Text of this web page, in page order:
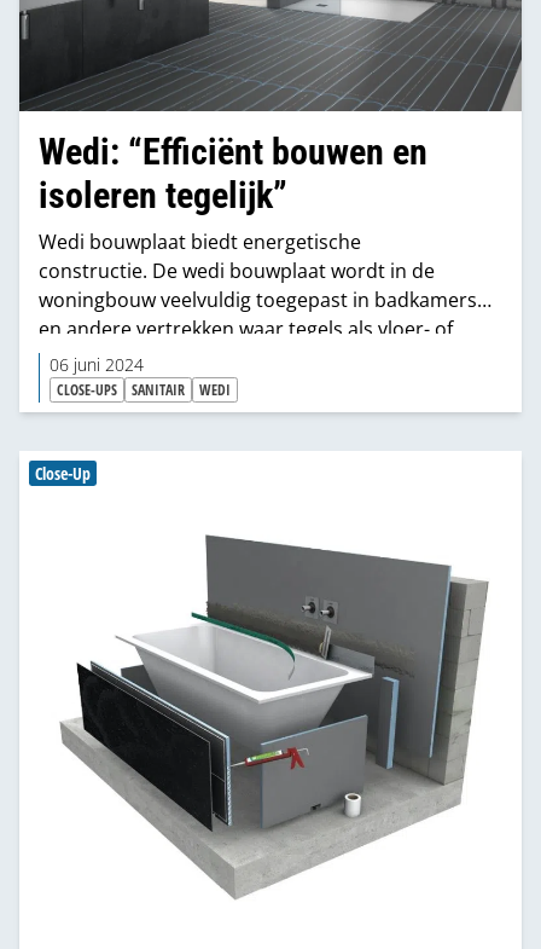
Wedi: “Efficiënt bouwen en
isoleren tegelijk”
Wedi bouwplaat biedt energetische
constructie. De wedi bouwplaat wordt in de
woningbouw veelvuldig toegepast in badkamers
en andere vertrekken waar tegels als vloer- of
wandafwerking gebruikt worden. Niet alleen
omdat de lichtgewicht plaat constructief sterk en
volledig waterdicht is, maar ook vanwege de
relatief eenvoudige verwerking ervan. “In
toenemende mate speelt ook de hoge isolerende
verwerkers”, zegt Dennis Platteel, country
manager Benelux van wedi.
06 juni 2024
CLOSE-UPS SANITAIR WEDI
Close-Up